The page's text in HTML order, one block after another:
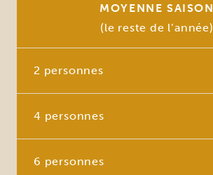
MOYENNE SAISON
(le reste de l’année)
2 personnes
4 personnes
6 personnes